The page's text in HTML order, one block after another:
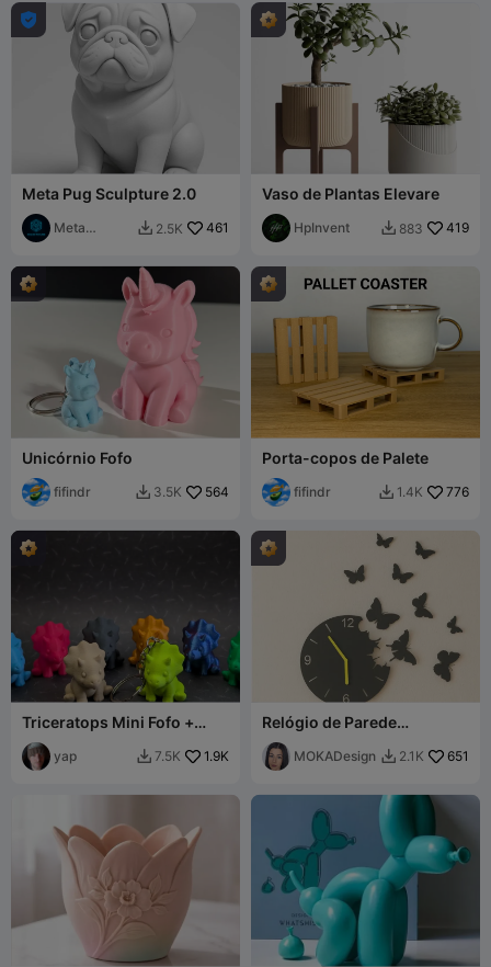

Meta Pug Sculpture 2.0
Meta
 2.5K 461
Vaso de Plantas Elevare
HpInvent  883 419
Unicórnio Fofo
fifindr  3.5K 564
Porta-copos de Palete
fifindr  1.4K 776
Triceratops Mini Fofo +
Chaveiro
yap  7.5K 1.9K
Relógio de Parede
Papillons - MOKA Design
MOKADesign  2.1K 651